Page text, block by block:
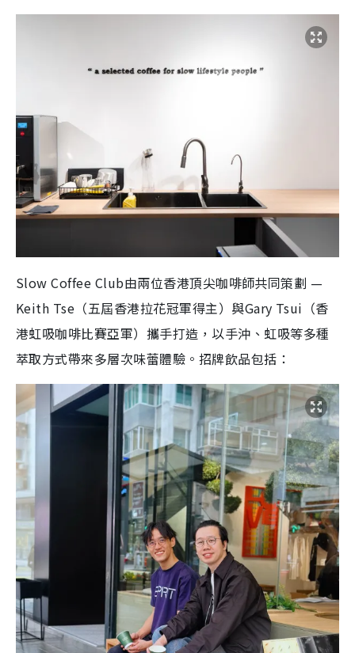
Slow Coffee Club由兩位香港頂尖咖啡師共同策劃 —
Keith Tse（五屆香港拉花冠軍得主）與Gary Tsui（香
港虹吸咖啡比賽亞軍）攜手打造，以手沖、 虹吸等多種
萃取方式帶來多層次味蕾體驗。招牌飲品包括：